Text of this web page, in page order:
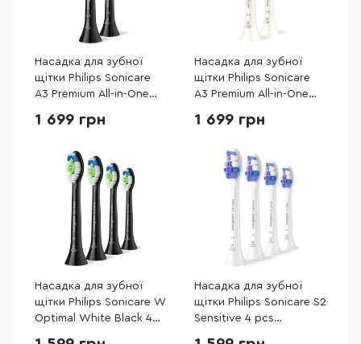
Насадка для зубної
щітки Philips Sonicare
A3 Premium All-in-One
1 699 грн
Насадка для зубної
щітки Philips Sonicare
A3 Premium All-in-One
1 699 грн
Насадка для зубної
щітки Philips Sonicare W
Optimal White Black 4
Насадка для зубної
щітки Philips Sonicare S2
Sensitive 4 pcs